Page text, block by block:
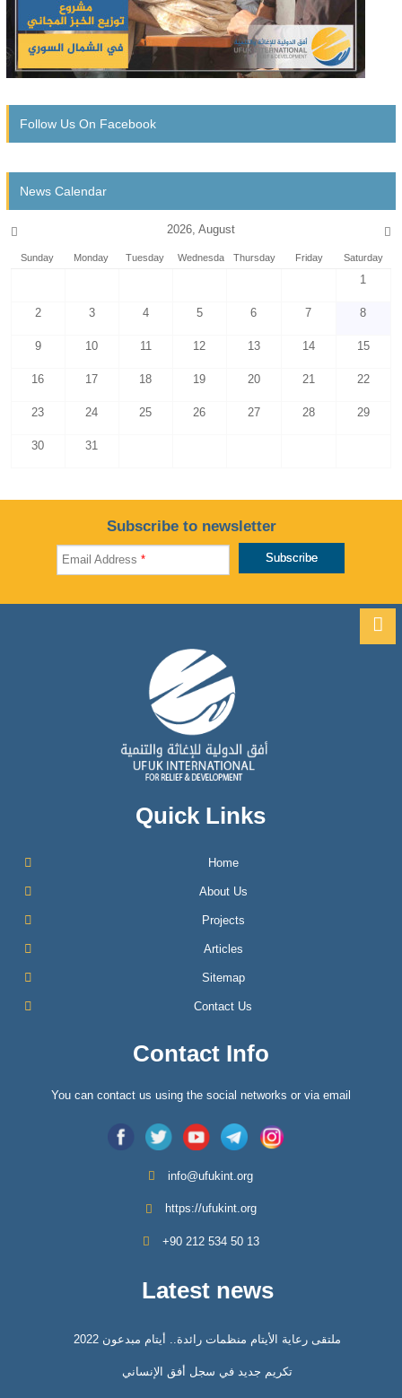
Follow Us On Facebook
News Calendar
2026, August
Sunday Monday Tuesday Wednesday Thursday Friday Saturday
1
2 3 4 5 6 7 8
9 10 11 12 13 14 15
16 17 18 19 20 21 22
23 24 25 26 27 28 29
30 31
Subscribe to newsletter
Email Address*
Quick Links
Home
About Us
Projects
Articles
Sitemap
Contact Us
Contact Info
You can contact us using the social networks or via email
info@ufukint.org
https://ufukint.org
‎+90 212 534 50 13
Latest news
ملتقى رعاية الأيتام منظمات رائدة.. أيتام مبدعون 2022
تكريم جديد في سجل أفق الإنساني